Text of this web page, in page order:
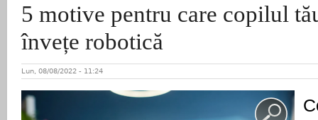
5 motive pentru care copilul
învețe robotică
Lun, 08/08/2022 - 11:24